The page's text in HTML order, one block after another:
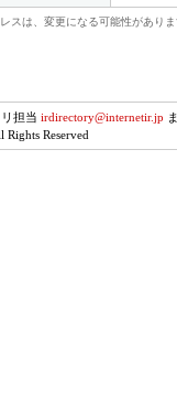
スは、変更になる可能性があり
担当 irdirectory@internetir.jp
Reserved